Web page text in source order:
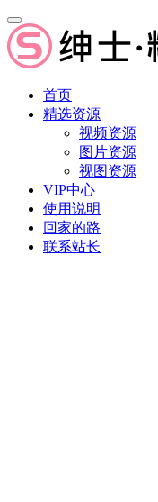
首页
精选资源
视频资源
图片资源
视图资源
VIP中心
使用说明
回家的路
联系站长